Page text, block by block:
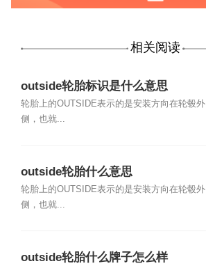
相关阅读
outside轮胎标识是什么意思
轮胎上的OUTSIDE表示的是安装方向在轮毂外
侧，也就...
outside轮胎什么意思
轮胎上的OUTSIDE表示的是安装方向在轮毂外
侧，也就...
outside轮胎什么牌子怎么样